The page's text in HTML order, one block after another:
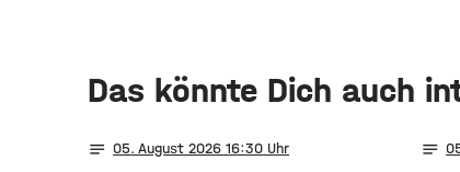
Das könnte Dich auch
notes 05. August 2026 16:30 notes